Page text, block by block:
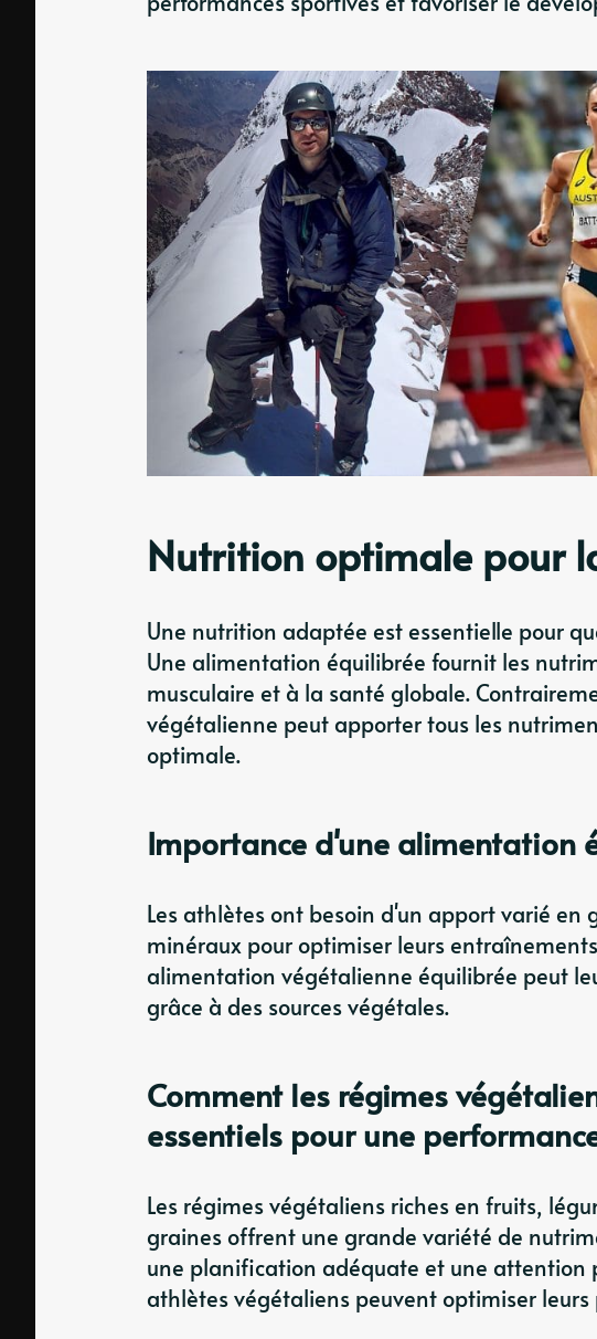
Nutrition optimale pour
Une nutrition adaptée est essentielle pour
Une alimentation équilibrée fournit les
musculaire et à la santé globale.
végétalienne peut apporter tous les
optimale.
Importance d'une alimentation
Les athlètes ont besoin d'un apport varié
minéraux pour optimiser leurs
alimentation végétalienne équilibrée peut
grâce à des sources végétales.
Comment les régimes
essentiels pour une
Les régimes végétaliens riches en fruits,
graines offrent une grande variété de
une planification adéquate et une
athlètes végétaliens peuvent optimiser leurs